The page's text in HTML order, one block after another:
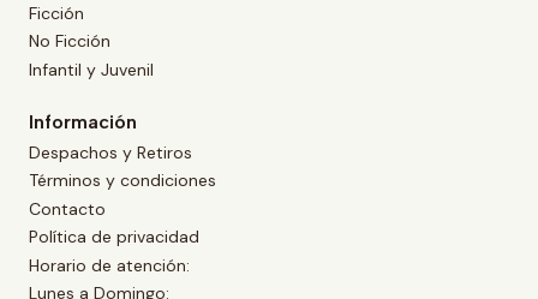
Ficción
No Ficción
Infantil y Juvenil
Información
Despachos y Retiros
Términos y condiciones
Contacto
Política de privacidad
Horario de atención:
Lunes a Domingo: